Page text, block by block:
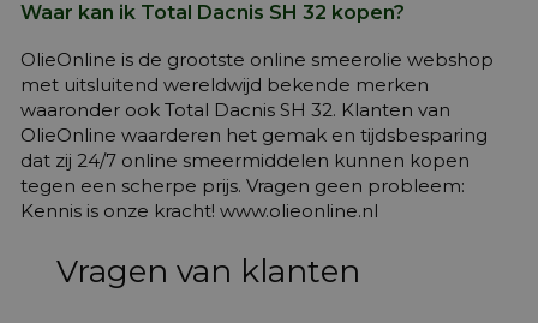
Waar kan ik Total Dacnis SH 32 kopen?
OlieOnline is de grootste online smeerolie webshop
met uitsluitend wereldwijd bekende merken
waaronder ook Total Dacnis SH 32. Klanten van
OlieOnline waarderen het gemak en tijdsbesparing
dat zij 24/7 online smeermiddelen kunnen kopen
tegen een scherpe prijs. Vragen geen probleem:
Kennis is onze kracht! www.olieonline.nl
Vragen van klanten